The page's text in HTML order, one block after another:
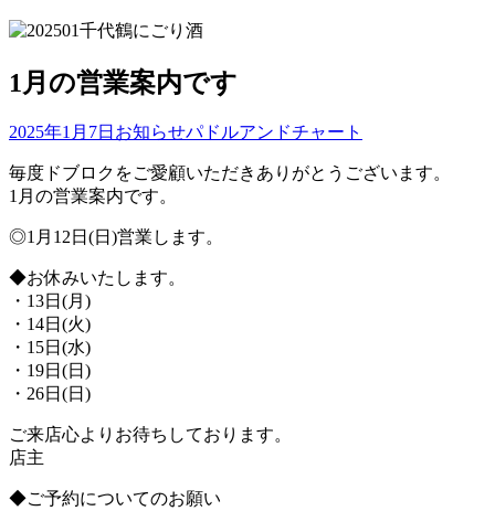
1月の営業案内です
2025年1月7日 お知らせパドルアンドチャート
毎度ドブロクをご愛顧いただきありがとうございます。
1月の営業案内です。
◎1月12日(日)営業します。
◆お休みいたします。
・13日(月)
・14日(火)
・15日(水)
・19日(日)
・26日(日)
ご来店心よりお待ちしております。
店主
◆ご予約についてのお願い